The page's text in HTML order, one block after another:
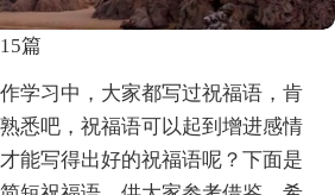
篇
学习中，大家都写过祝福语，肯
悉吧，祝福语可以起到增进感情
能写得出好的祝福语呢？下面是